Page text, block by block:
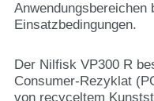
Einsatzbedingungen.
Der Nilfisk VP300 R
Consumer-Rezyklat
von recyceltem